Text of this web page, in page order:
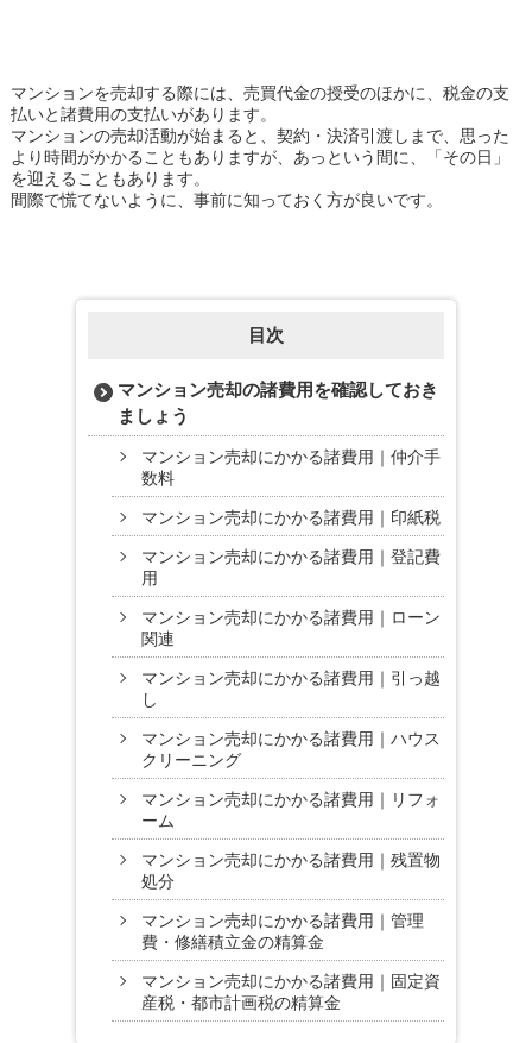
マンションを売却する際には、売買代金の授受のほかに、税金の支
払いと諸費用の支払いがあります。
マンションの売却活動が始まると、契約・決済引渡しまで、思った
より時間がかかることもありますが、あっという間に、「その日」
を迎えることもあります。
間際で慌てないように、事前に知っておく方が良いです。
目次
マンション売却の諸費用を確認しておき
ましょう
マンション売却にかかる諸費用｜仲介手
数料
マンション売却にかかる諸費用｜印紙税
マンション売却にかかる諸費用｜登記費
用
マンション売却にかかる諸費用｜ローン
関連
マンション売却にかかる諸費用｜引っ越
し
マンション売却にかかる諸費用｜ハウス
クリーニング
マンション売却にかかる諸費用｜リフォ
ーム
マンション売却にかかる諸費用｜残置物
処分
マンション売却にかかる諸費用｜管理
費・修繕積立金の精算金
マンション売却にかかる諸費用｜固定資
産税・都市計画税の精算金